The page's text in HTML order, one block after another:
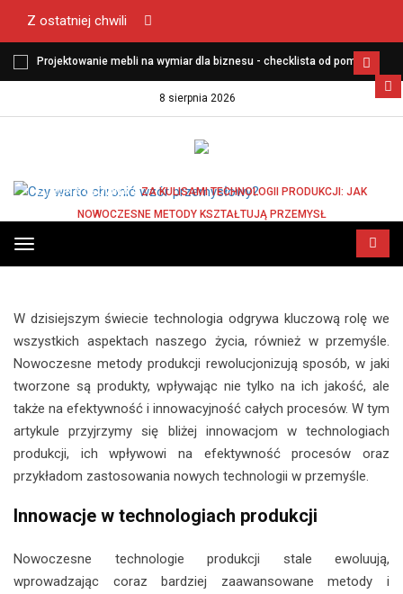
Z ostatniej chwili
Projektowanie mebli na wymiar dla biznesu - checklista od pomiaru
8 sierpnia 2026
Przełącz
menu
STRONA GŁÓWNA
ZA KULISAMI TECHNOLOGII PRODUKCJI: JAK
NOWOCZESNE METODY KSZTAŁTUJĄ PRZEMYSŁ
ZA KULISAMI TECHNOLOGII PRODUKCJI: JAK
NOWOCZESNE METODY KSZTAŁTUJĄ
W dzisiejszym świecie technologia odgrywa kluczową rolę we
wszystkich aspektach naszego życia, również w przemyśle.
Nowoczesne metody produkcji rewolucjonizują sposób, w jaki
tworzone są produkty, wpływając nie tylko na ich jakość, ale
także na efektywność i innowacyjność całych procesów. W tym
artykule przyjrzymy się bliżej innowacjom w technologiach
produkcji, ich wpływowi na efektywność procesów oraz
przykładom zastosowania nowych technologii w przemyśle.
Innowacje w technologiach produkcji
Nowoczesne technologie produkcji stale ewoluują,
wprowadzając coraz bardziej zaawansowane metody i